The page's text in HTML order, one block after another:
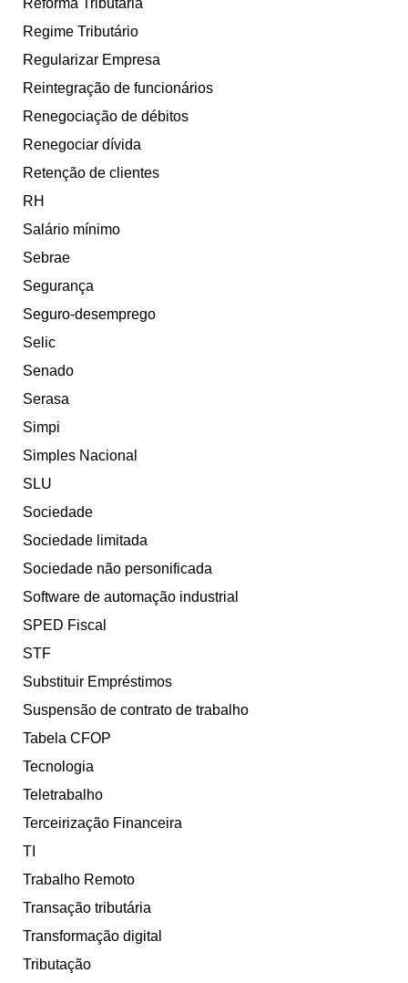
Reforma Tributária
Regime Tributário
Regularizar Empresa
Reintegração de funcionários
Renegociação de débitos
Renegociar dívida
Retenção de clientes
RH
Salário mínimo
Sebrae
Segurança
Seguro-desemprego
Selic
Senado
Serasa
Simpi
Simples Nacional
SLU
Sociedade
Sociedade limitada
Sociedade não personificada
Software de automação industrial
SPED Fiscal
STF
Substituir Empréstimos
Suspensão de contrato de trabalho
Tabela CFOP
Tecnologia
Teletrabalho
Terceirização Financeira
TI
Trabalho Remoto
Transação tributária
Transformação digital
Tributação